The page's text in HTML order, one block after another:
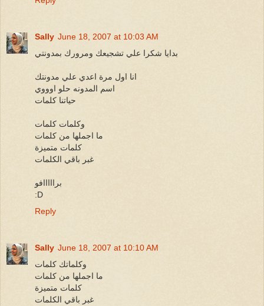
Sally June 18, 2007 at 10:03 AM
بدايا شكرا علي تشجيعك ومرورك بمدونتي
انا اول مرة اعدي علي مدونتك
اسم المدونه حلو اوووي
حياتنا كلمات
وكلمات كلمات
ما اجملها من كلمات
كلمات متميزة
غبر باقي الكلمات
برااااافو
:D
Reply
Sally June 18, 2007 at 10:10 AM
وكلماتك كلمات
ما اجملها من كلمات
كلمات متميزة
غبر باقي الكلمات